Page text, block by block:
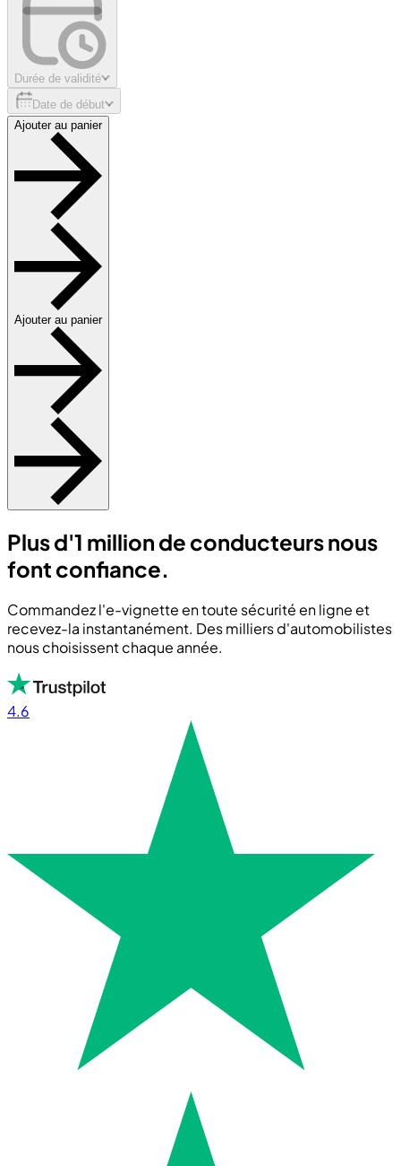
Durée de validité
Date de début
Ajouter au panier
Ajouter au panier
Plus d'1 million de conducteurs nous
font confiance.
Commandez l'e-vignette en toute sécurité en ligne et
recevez-la instantanément. Des milliers d'automobilistes
nous choisissent chaque année.
4.6